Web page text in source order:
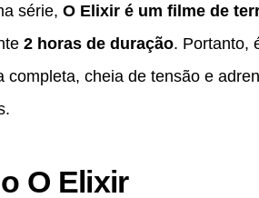
série, O Elixir é um filme de
2 horas de duração. Portanto,
completa, cheia de tensão e
O Elixir